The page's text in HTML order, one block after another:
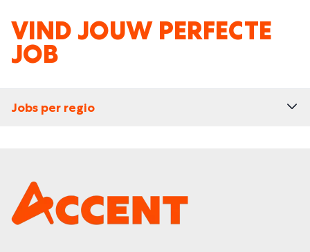
VIND JOUW PERFECTE
JOB
Jobs per regio